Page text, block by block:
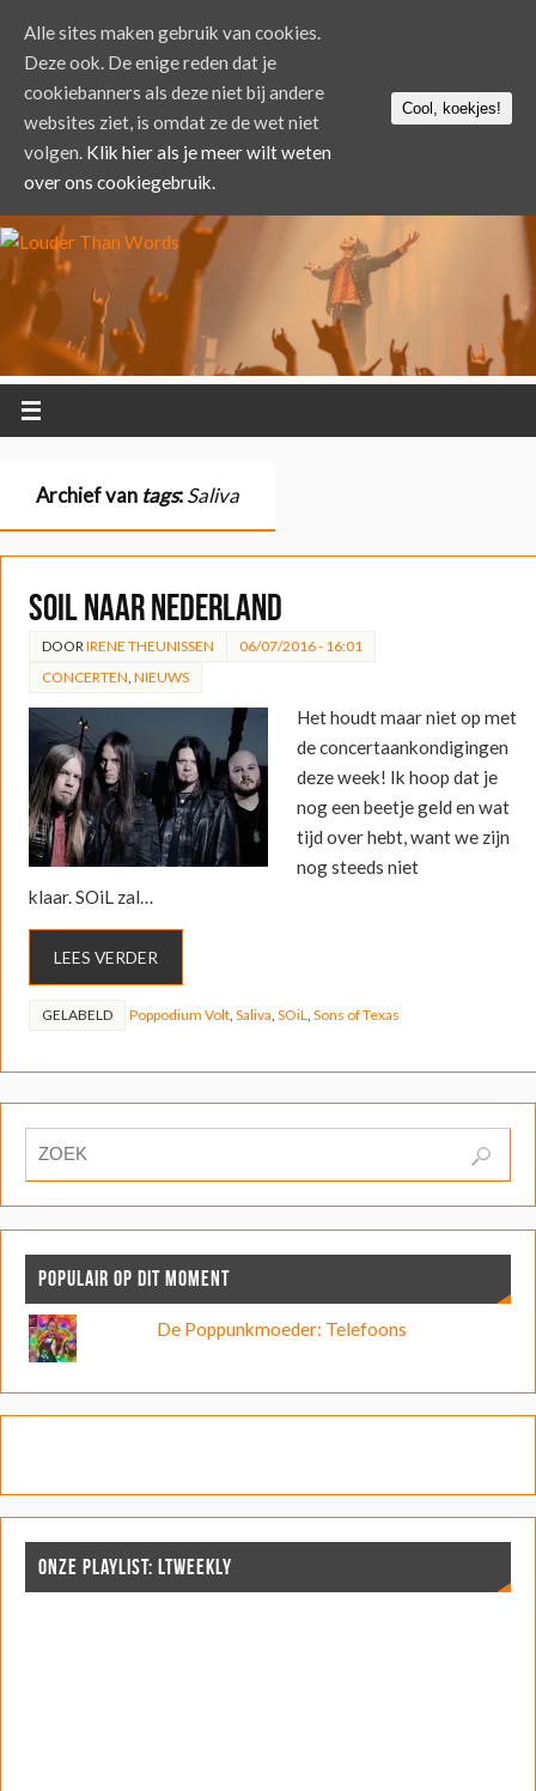
Archief van tags:Saliva
SOiL naar Nederland
DOOR IRENE THEUNISSEN
06/07/2016 - 16:01
CONCERTEN NIEUWS
Het houdt maar niet op met
de concertaankondigingen
deze week! Ik hoop dat je
nog een beetje geld en wat
tijd over hebt, want we zijn
nog steeds niet
klaar. SOiL zal…
LEES VERDER
GELABELD Poppodium Volt, Saliva SOiL Sons of Texas
POPULAIR OP DIT MOMENT
De Poppunkmoeder: Telefoons
ONZE PLAYLIST: LTWEEKLY
Alle sites maken gebruik van cookies.
Deze ook. De enige reden dat je
cookiebanners als deze niet bij andere
websites ziet, is omdat ze de wet niet
volgen. Klik hier als je meer wilt weten
over ons cookiegebruik.
Cool, koekjes!